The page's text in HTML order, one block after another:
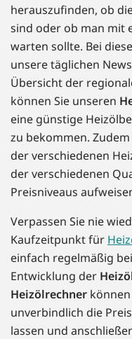
herauszufinden, ob
sind oder ob man mit
warten sollte. Bei
unsere täglichen
Übersicht der
können Sie unseren
eine günstige
zu bekommen.
der verschiedenen
der verschiedenen
Preisniveaus
Verpassen Sie nie
Kaufzeitpunkt für
einfach regelmäßig bei
Entwicklung der
Heizölrechner
unverbindlich die
lassen und